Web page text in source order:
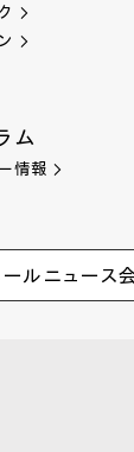
ム
情報
ールニュース